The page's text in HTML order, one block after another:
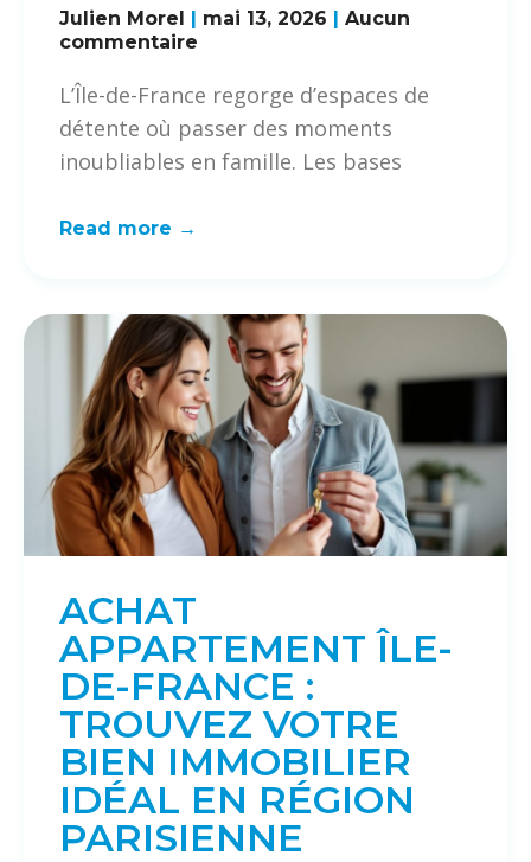
Julien Morel mai 13, 2026
Aucun
commentaire
L’Île-de-France regorge d’espaces de
détente où passer des moments
inoubliables en famille. Les bases
Read more →
ACHAT
APPARTEMENT ÎLE-
DE-FRANCE :
TROUVEZ VOTRE
BIEN IMMOBILIER
IDÉAL EN RÉGION
PARISIENNE